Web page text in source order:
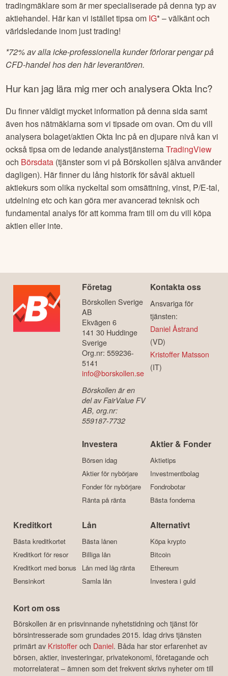
Om du istället är intresserad av att börja handla mer aktivt
med aktien (trading) finns det istället så kallade
aktiehandel. Här kan vi istället tipsa omIG* – välkänt och
världsledande inom just trading!
*72% av alla icke-professionella kunder förlorar pengar på
Hur kan jag lära mig mer och analyseraOkta Inc?
Du finner väldigt mycket information på denna sida samt
även hos nätmäklarna som vi tipsade om ovan. Om du vill
analysera bolaget/aktienOkta Incpå en djupare nivå kan vi
också tipsa om de ledande analystjänsternaTradingView
ochBörsdata(tjänster som vi på Börskollen själva använder
dagligen). Här finner du lång historik för såväl aktuell
aktiekurs som olika nyckeltal som omsättning, vinst, P/E-tal,
Företag
Börskollen Sverige
AB
Ekvägen 6
141 30 Huddinge
Sverige
Org.nr: 559236-
5141
info@borskollen.se
Börskollen är en
AB, org.nr:
559187-7732
Kontakta oss
Ansvariga för
tjänsten:
Daniel Åstrand
Investera
Börsen idag
Fonder för nybörjare
Aktier & Fonder
Aktietips
Fondrobotar
Kreditkort
Bästa kreditkortet
Kreditkort med bonus
Lån
Bästa lånen
Alternativt
Köpa krypto
Kort om oss
Börskollen är en prisvinnande nyhetstidning och tjänst för
börsintresserade som grundades 2015. Idag drivs tjänsten